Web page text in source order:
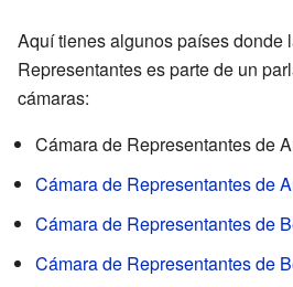
Aquí tienes algunos países donde
Representantes es parte de un
cámaras:
Cámara de Representantes de
Cámara de Representantes de
Cámara de Representantes de
Cámara de Representantes de